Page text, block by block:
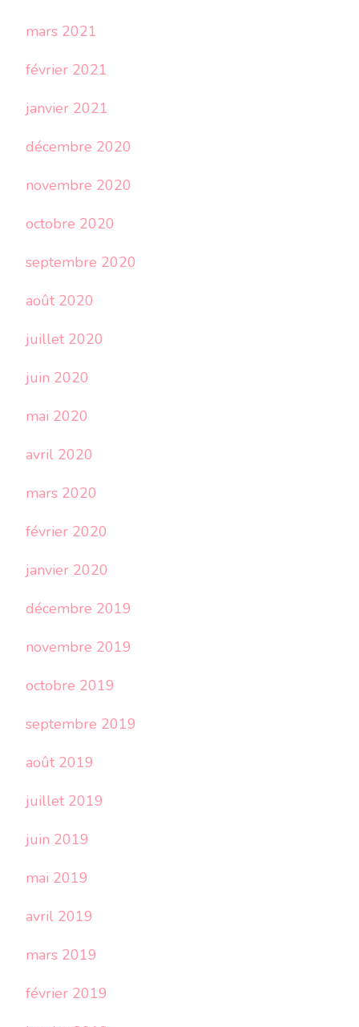
mars 2021
février 2021
janvier 2021
décembre 2020
novembre 2020
octobre 2020
septembre 2020
août 2020
juillet 2020
juin 2020
mai 2020
avril 2020
mars 2020
février 2020
janvier 2020
décembre 2019
novembre 2019
octobre 2019
septembre 2019
août 2019
juillet 2019
juin 2019
mai 2019
avril 2019
mars 2019
février 2019